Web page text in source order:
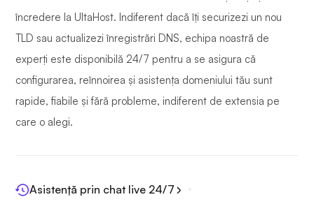
încredere la UltaHost. Indiferent dacă îți securizezi un nou
TLD sau actualizezi înregistrări DNS, echipa noastră de
experți este disponibilă 24/7 pentru a se asigura că
configurarea, reînnoirea și asistența domeniului tău sunt
rapide, fiabile și fără probleme, indiferent de extensia pe
care o alegi.
Asistență prin chat live 24/7